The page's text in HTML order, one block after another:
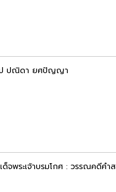
ป ปณิดา ยศปัญญา
ด็จพระเจ้าบรมโกศ : วรรณคดีค